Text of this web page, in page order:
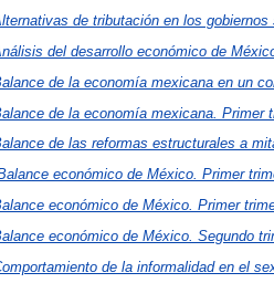
de tributación en los
del desarrollo económico de
de la economía mexicana en un
de la economía mexicana. Primer
de las reformas estructurales a
económico de México. Primer
económico de México. Primer
económico de México. Segundo
de la informalidad en el